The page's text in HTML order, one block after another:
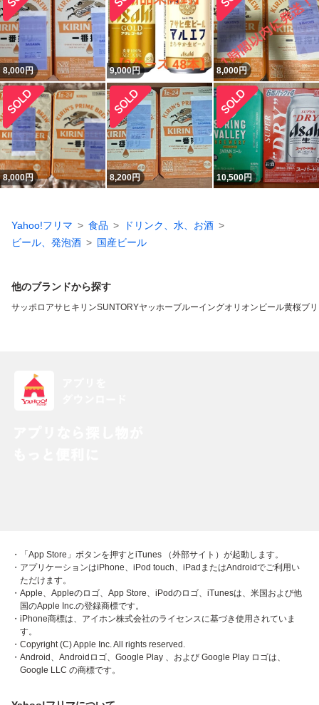
8,000円 9,000円 8,000円
8,000円 8,200円 10,500円
Yahoo!フリマ 食品
ドリンク、水、お酒
ビール、発泡酒
国産ビール
他のブランドから探す
サッポロ アサヒ キリンSUNTORYヤッホーブルーイングオリオンビール黄桜ブ
・「App Store」ボタンを押すとiTunes （外部サイト）が起動します。
・アプリケーションはiPhone、iPod touch、iPadまたはAndroidでご利用い
ただけます。
・Apple、Appleのロゴ、App Store、iPodのロゴ、iTunesは、米国および他
国のApple Inc.の登録商標です。
・iPhone商標は、アイホン株式会社のライセンスに基づき使用されていま
す。
・Copyright (C) Apple Inc. All rights reserved.
・Android、Androidロゴ、Google Play 、および Google Play ロゴは、
Google LLC の商標です。